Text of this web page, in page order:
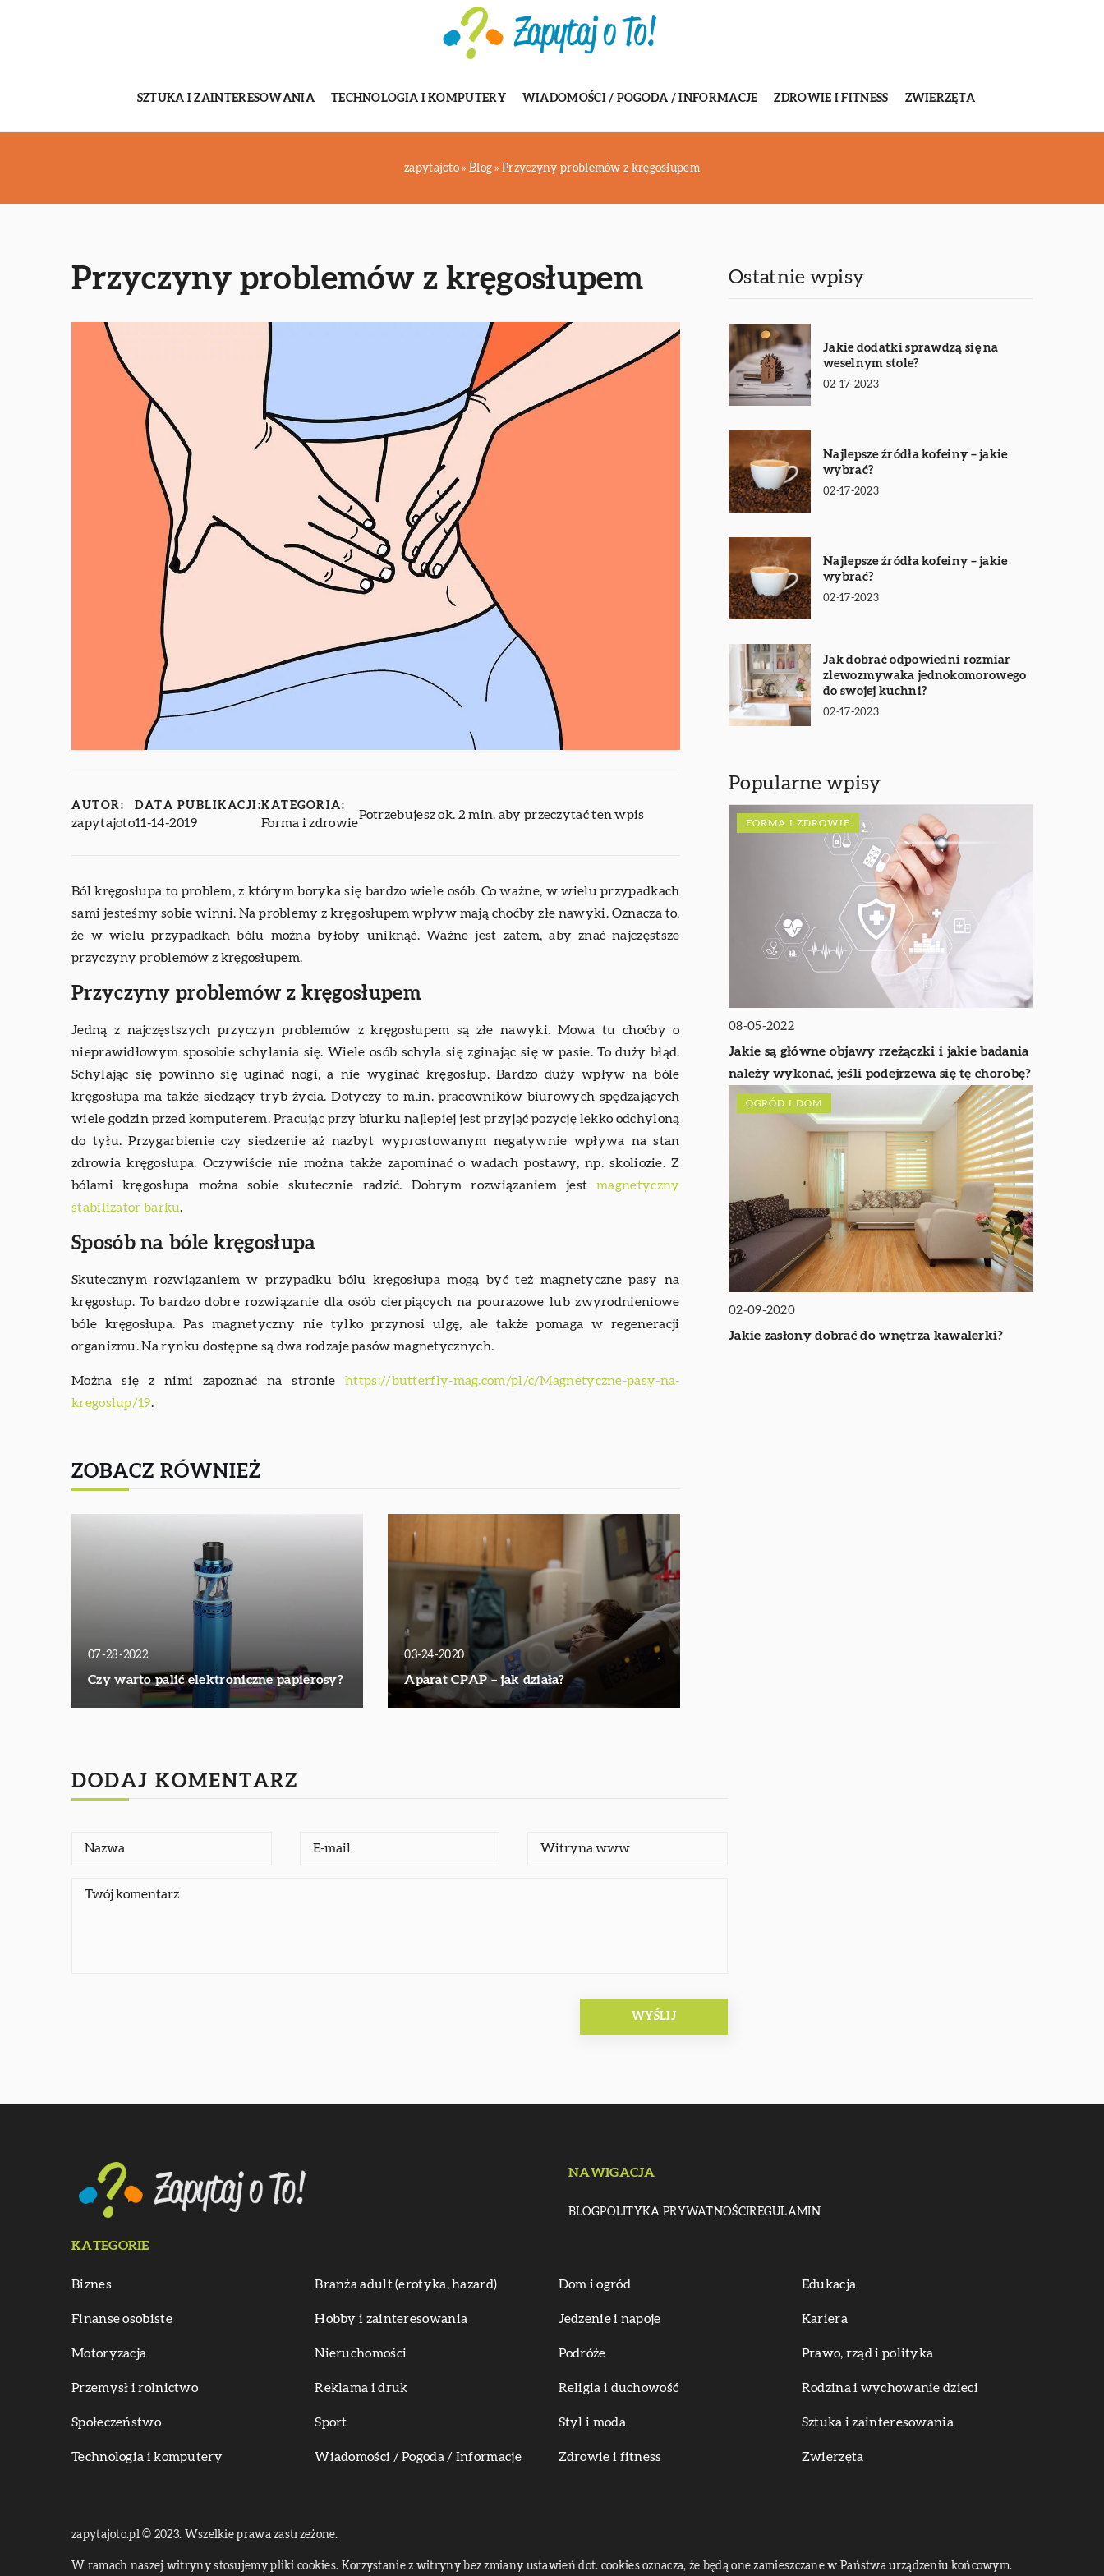
SZTUKA I ZAINTERESOWANIA TECHNOLOGIA I KOMPUTERY WIADOMOŚCI / POGODA / INFORMACJE ZDROWIE I FITNESS ZWIERZĘTA
zapytajoto » Blog »Przyczyny problemów z kręgosłupem
Przyczyny problemów z kręgosłupem
AUTOR:
zapytajoto
DATA PUBLIKACJI:
11-14-2019
KATEGORIA:
Forma i zdrowie
Potrzebujesz ok. 2 min. aby przeczytać ten wpis
Ból kręgosłupa to problem, z którym boryka się bardzo wiele osób. Co ważne, w wielu przypadkach
sami jesteśmy sobie winni. Na problemy z kręgosłupem wpływ mają choćby złe nawyki. Oznacza to,
że w wielu przypadkach bólu można byłoby uniknąć. Ważne jest zatem, aby znać najczęstsze
przyczyny problemów z kręgosłupem.
Przyczyny problemów z kręgosłupem
Jedną z najczęstszych przyczyn problemów z kręgosłupem są złe nawyki. Mowa tu choćby o
nieprawidłowym sposobie schylania się. Wiele osób schyla się zginając się w pasie. To duży błąd.
Schylając się powinno się uginać nogi, a nie wyginać kręgosłup. Bardzo duży wpływ na bóle
kręgosłupa ma także siedzący tryb życia. Dotyczy to m.in. pracowników biurowych spędzających
wiele godzin przed komputerem. Pracując przy biurku najlepiej jest przyjąć pozycję lekko odchyloną
do tyłu. Przygarbienie czy siedzenie aż nazbyt wyprostowanym negatywnie wpływa na stan
zdrowia kręgosłupa. Oczywiście nie można także zapominać o wadach postawy, np. skoliozie. Z
bólami kręgosłupa można sobie skutecznie radzić. Dobrym rozwiązaniem jestmagnetyczny
stabilizator barku.
Sposób na bóle kręgosłupa
Skutecznym rozwiązaniem w przypadku bólu kręgosłupa mogą być też magnetyczne pasy na
kręgosłup. To bardzo dobre rozwiązanie dla osób cierpiących na pourazowe lub zwyrodnieniowe
bóle kręgosłupa. Pas magnetyczny nie tylko przynosi ulgę, ale także pomaga w regeneracji
organizmu. Na rynku dostępne są dwa rodzaje pasów magnetycznych.
Można się z nimi zapoznać na stroniehttps://butterfly-mag.com/pl/c/Magnetyczne-pasy-na-
kregoslup/19.
ZOBACZ RÓWNIEŻ
07-28-2022
Czy warto palić elektroniczne papierosy?
03-24-2020
Aparat CPAP – jak działa?
Ostatnie wpisy
Jakie dodatki sprawdzą się na
weselnym stole?
02-17-2023
Najlepsze źródła kofeiny – jakie
wybrać?
02-17-2023
Najlepsze źródła kofeiny – jakie
wybrać?
02-17-2023
Jak dobrać odpowiedni rozmiar
zlewozmywaka jednokomorowego
do swojej kuchni?
02-17-2023
Popularne wpisy
FORMA I ZDROWIE
08-05-2022
Jakie są główne objawy rzeżączki i jakie badania
należy wykonać, jeśli podejrzewa się tę chorobę?
OGRÓD I DOM
02-09-2020
Jakie zasłony dobrać do wnętrza kawalerki?
DODAJ KOMENTARZ
NAWIGACJA
BLOGPOLITYKA PRYWATNOŚCIREGULAMIN
KATEGORIE
Biznes Branża adult (erotyka, hazard) Dom i ogród Edukacja
Finanse osobiste Hobby i zainteresowania Jedzenie i napoje Kariera
Motoryzacja Nieruchomości Podróże Prawo, rząd i polityka
Przemysł i rolnictwo Reklama i druk Religia i duchowość Rodzina i wychowanie dzieci
Społeczeństwo Sport Styl i moda Sztuka i zainteresowania
Technologia i komputery Wiadomości / Pogoda / Informacje Zdrowie i fitness Zwierzęta
zapytajoto.pl © 2023. Wszelkie prawa zastrzeżone.
W ramach naszej witryny stosujemy pliki cookies. Korzystanie z witryny bez zmiany ustawień dot. cookies oznacza, że będą one zamieszczane w Państwa urządzeniu końcowym.